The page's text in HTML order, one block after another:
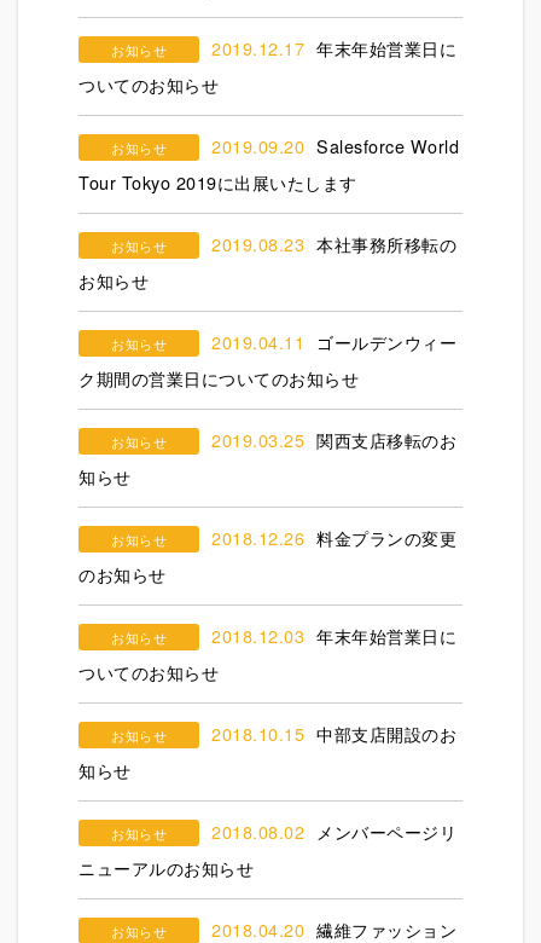
お知らせ 2019.12.17 年末年始営業日に
ついてのお知らせ
お知らせ 2019.09.20 Salesforce World
Tour Tokyo 2019に出展いたします
お知らせ 2019.08.23 本社事務所移転の
お知らせ
お知らせ 2019.04.11
ゴールデンウィー
ク期間の営業日についてのお知らせ
お知らせ 2019.03.25 関西支店移転のお
知らせ
お知らせ 2018.12.26 料金プランの変更
のお知らせ
お知らせ 2018.12.03 年末年始営業日に
ついてのお知らせ
お知らせ 2018.10.15 中部支店開設のお
知らせ
お知らせ 2018.08.02
メンバーページリ
ニューアルのお知らせ
お知らせ 2018.04.20 繊維ファッション